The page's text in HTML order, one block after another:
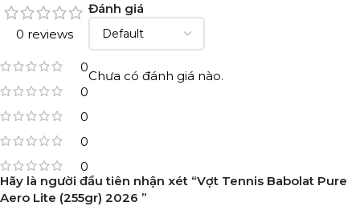
0 reviews
0
0
0
0
0
Đánh giá
Chưa có đánh giá nào.
Hãy là người đầu tiên nhận xét “Vợt Tennis Babolat Pure
Aero Lite (255gr) 2026 ”